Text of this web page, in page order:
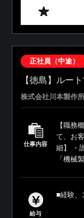
正社員（中途）
【徳島】ルー
株式会社川本製作所
仕事内容
【職務
て、お
細】 ・
「機械
給与
■経験、